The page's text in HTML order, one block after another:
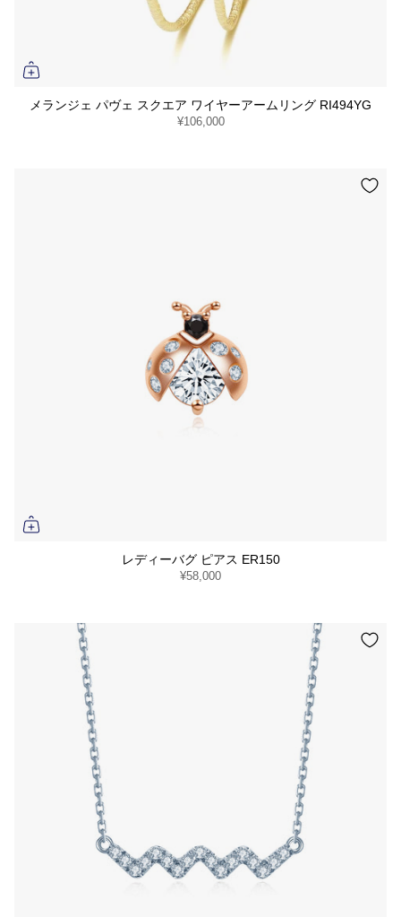
メランジェ パヴェ スクエア ワイヤーアームリング RI494YG
¥106,000
レディーバグ ピアス ER150
¥58,000